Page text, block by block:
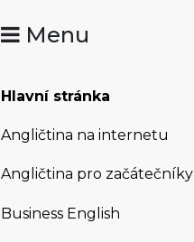
Menu
Hlavní stránka
Angličtina na internetu
Angličtina pro začátečníky
Business English